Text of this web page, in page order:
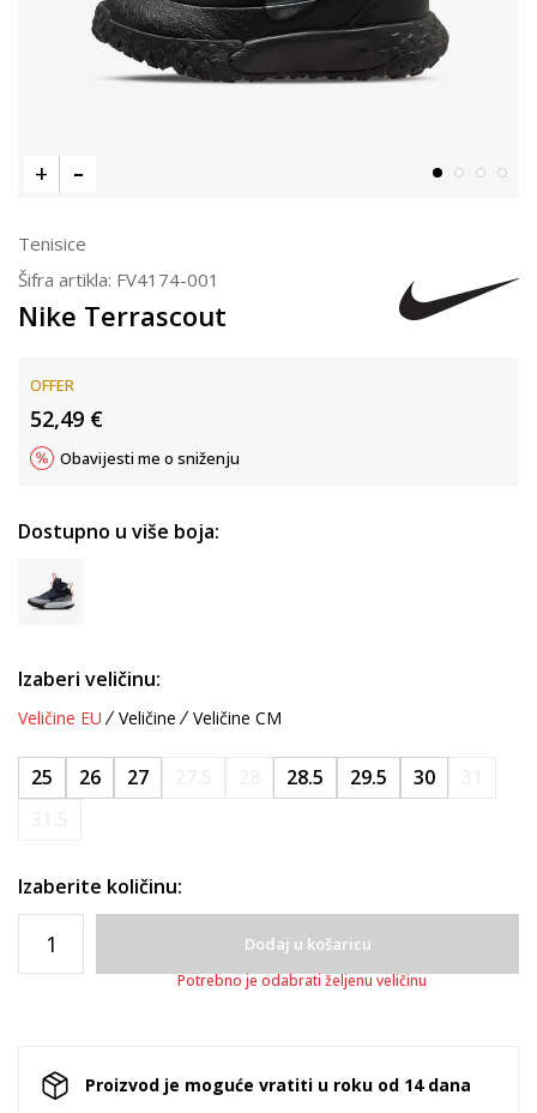
Tenisice
Šifra artikla: FV4174-001
Nike Terrascout
OFFER
52,49 €
Obavijesti me o sniženju
Dostupno u više boja:
Izaberi veličinu:
Veličine EU Veličine Veličine CM
25 26 27 28.5 29.5 30
Izaberite količinu:
Dodaj u košaricu
Potrebno je odabrati željenu veličinu
Proizvod je moguće vratiti u roku od 14 dana